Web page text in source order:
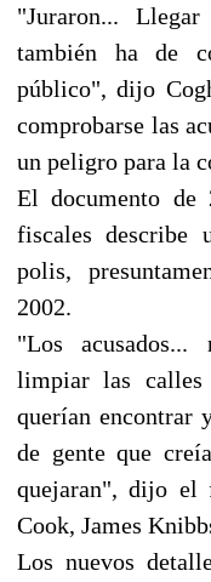
"Juraron...
también ha de
público", dijo
comprobarse las
un peligro para la
El documento de
fiscales describe
polis,
2002.
"Los
limpiar las calles
querían encontrar
de gente que
quejaran", dijo el
Cook, James
Los nuevos